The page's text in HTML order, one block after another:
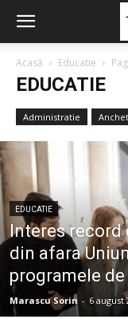
Acasă Educatie
EDUCATIE
Administratie
EDUCATIE
Interes
din afara
programele
Marascu Sorin - 6 august